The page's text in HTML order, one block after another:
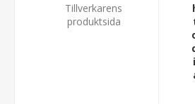
Tillverkarens
produktsida